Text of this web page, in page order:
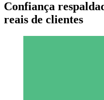
Pacotes de
Confiança
reais de clientes